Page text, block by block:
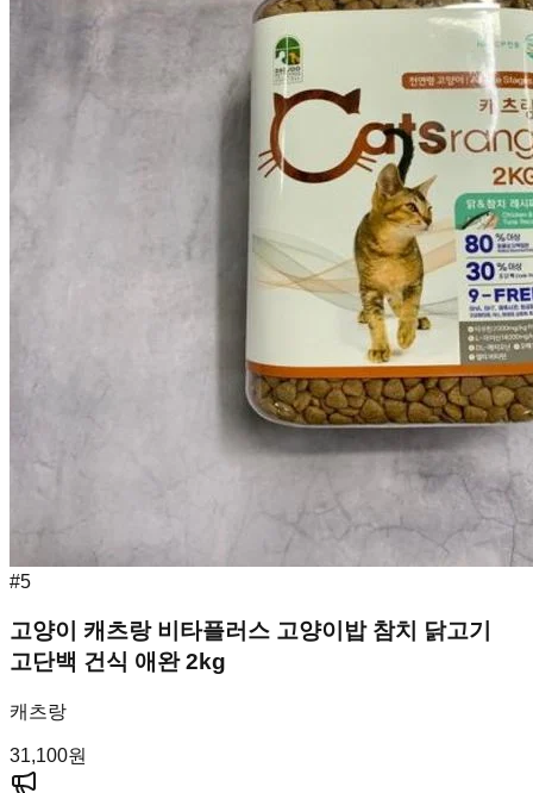
#5
고양이 캐츠랑 비타플러스 고양이밥 참치 닭고기
고단백 건식 애완 2kg
캐츠랑
31,100원